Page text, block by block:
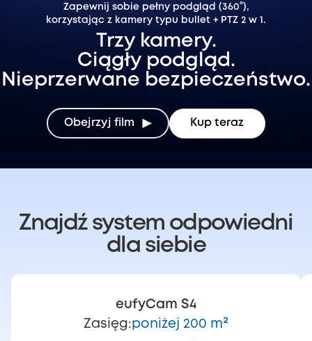
Zapewnij sobie pełny podgląd (360°),
korzystając z kamery typu bullet + PTZ 2 w 1.
Trzy kamery.
Ciągły podgląd.
Nieprzerwane bezpieczeństwo.
Obejrzyj film Kup teraz
Znajdź system odpowiedni
dla siebie
eufyCam S4
Zasięg:poniżej 200 m²